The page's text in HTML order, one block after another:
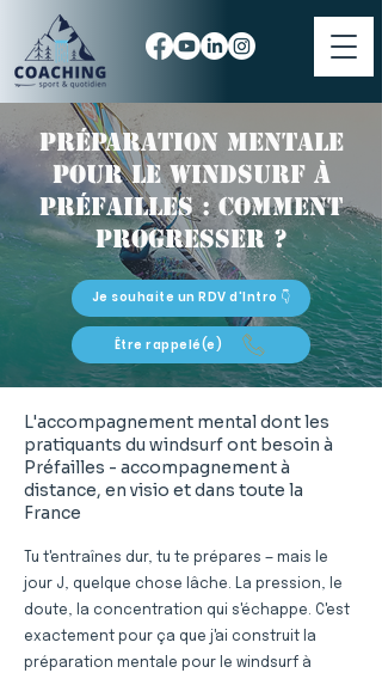
Préparation mentale
pour le windsurf à
Préfailles : comment
progresser ?
Je souhaite un RDV d'Intro 👇
Être rappelé(e)
L'accompagnement mental dont les
pratiquants du windsurf ont besoin à
Préfailles - accompagnement à
distance, en visio et dans toute la
France
Tu t'entraînes dur, tu te prépares — mais le
jour J, quelque chose lâche. La pression, le
doute, la concentration qui s'échappe. C'est
exactement pour ça que j'ai construit la
préparation mentale pour le windsurf à